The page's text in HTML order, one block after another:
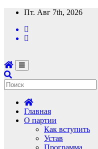
Перейти
содержимому
Пт. Авг 7th, 2026
Главная
О партии
Как вступить
Устав
Программа